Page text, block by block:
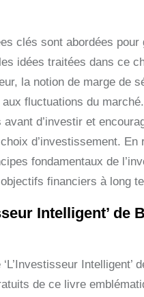
clés sont abordées pour
idées traitées dans ce
la notion de marge de
fluctuations du
d’investir et
d’investissement. En
fondamentaux de
financiers à long
Intelligent’ de
Intelligent’
de ce livre